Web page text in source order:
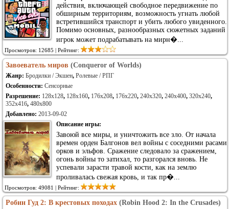
действия, включающей свободное передвижение по
обширным территориям, возможность угнать любой
встретившийся транспорт и убить любого увиденного.
Помимо основных, разнообразных сюжетных заданий
игрок может подрабатывать на мирн�...
Просмотров: 12685 | Рейтинг:
Завоеватель миров (Conqueror of Worlds)
Жанр: Бродилки / Экшен, Ролевые / РПГ
Особенности: Сенсорные
Разрешение: 128x128, 128x160, 176x208, 176x220, 240x320, 240x400, 320x240,
352x416, 480x800
Добавлено: 2013-09-02
Описание игры:
Завоюй все миры, и уничтожить все зло. От начала
времен орден Балгонов вел войны с соседними расами
орков и эльфов. Сражение следовало за сражением,
огонь войны то затихал, то разгорался вновь. Не
успевали зарасти травой кости, как на землю
проливалась свежая кровь, и так пр�...
Просмотров: 49081 | Рейтинг:
Робин Гуд 2: В крестовых походах (Robin Hood 2: In the Crusades)